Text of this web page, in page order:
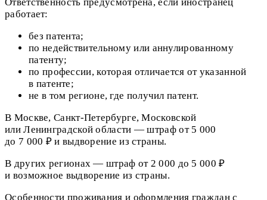
Ответственность предусмотрена, если иностранец
работает:
без патента;
по недействительному или аннулированному
патенту;
по профессии, которая отличается от указанной
в патенте;
не в том регионе, где получил патент.
В Москве, Санкт‑Петербурге, Московской
или Ленинградской области — штраф от 5 000
до 7 000 ₽ и выдворение из страны.
В других регионах — штраф от 2 000 до 5 000 ₽
и возможное выдворение из страны.
Особенности проживания и оформления граждан с